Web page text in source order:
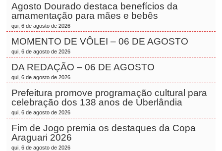
Agosto Dourado destaca benefícios da
amamentação para mães e bebês
qui, 6 de agosto de 2026
MOMENTO DE VÔLEI – 06 DE AGOSTO
qui, 6 de agosto de 2026
DA REDAÇÃO – 06 DE AGOSTO
qui, 6 de agosto de 2026
Prefeitura promove programação cultural para
celebração dos 138 anos de Uberlândia
qui, 6 de agosto de 2026
Fim de Jogo premia os destaques da Copa
Araguari 2026
qui, 6 de agosto de 2026